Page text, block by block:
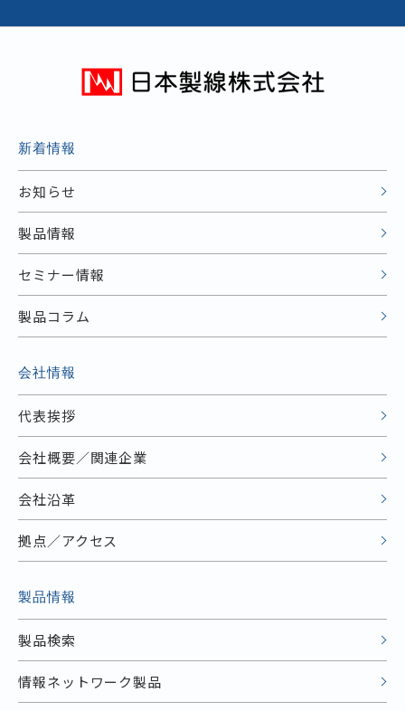
新着情報
お知らせ
製品情報
セミナー情報
製品コラム
会社情報
代表挨拶
会社概要／関連企業
会社沿革
拠点／アクセス
製品情報
製品検索
情報ネットワーク製品